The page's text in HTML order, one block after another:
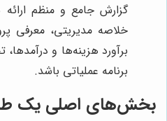
گزارش جامع و منظم
خلاصه مدیریتی، معرفی
برآورد هزینه‌ها و درآمدها،
برنامه عملیاتی باشد.
بخش‌های اصلی یک